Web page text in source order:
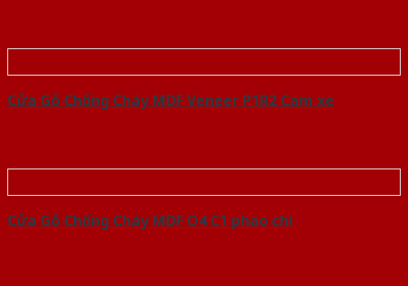
Cửa Gỗ Chống Cháy MDF Veneer P1R2 Cam xe
Cửa Gỗ Chống Cháy MDF O4 C1 phao chi